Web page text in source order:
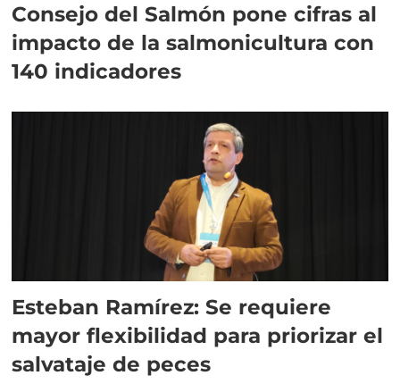
Consejo del Salmón pone cifras al
impacto de la salmonicultura con
140 indicadores
Esteban Ramírez: Se requiere
mayor flexibilidad para priorizar el
salvataje de peces